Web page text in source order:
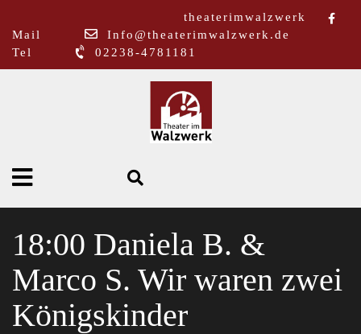
theaterimwalzwerk
Mail
Info@theaterimwalzwerk.de
Tel
02238-4781181
18:00 Daniela B. &
Marco S. Wir waren zwei
Königskinder